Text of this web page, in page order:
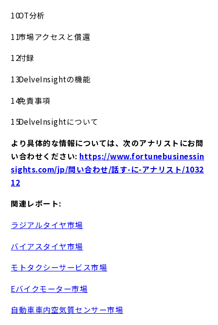
OT分析
市場アクセスと償還
付録
DelveInsightの機能
免責事項
DelveInsightについて
より具体的な情報については、次のアナリストにお問
い合わせください: https://www.fortunebusinessin
sights.com/jp/問い合わせ/話す-に-アナリスト/1032
12
関連レポート:
ラジアルタイヤ市場
バイアスタイヤ市場
モトタクシーサービス市場
Eバイクモーター市場
自動車車内空気質センサー市場